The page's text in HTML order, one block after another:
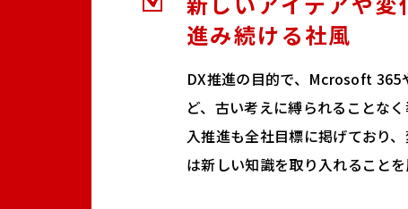
進み続ける社風
DX推進の目的で、Mcrosoft 365
ど、古い考えに縛られることな
入推進も全社目標に掲げており
は新しい知識を取り入れることを